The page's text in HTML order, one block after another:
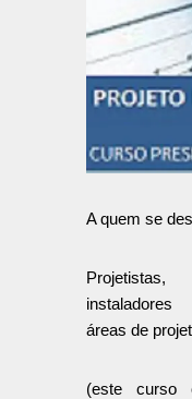
A quem se
Projetistas,
áreas de
(este curso